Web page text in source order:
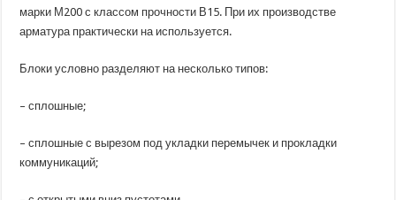
марки М200 с классом прочности В15. При их производстве
арматура практически на используется.
Блоки условно разделяют на несколько типов:
– сплошные;
– сплошные с вырезом под укладки перемычек и прокладки
коммуникаций;